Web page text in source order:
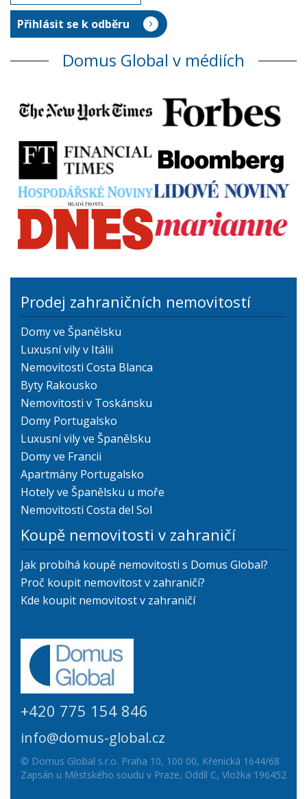
Domus Global v médiích
Prodej zahraničních nemovitostí
Domy ve Španělsku
Luxusní vily v Itálii
Nemovitosti Costa Blanca
Byty Rakousko
Nemovitosti v Toskánsku
Domy Portugalsko
Luxusní vily ve Španělsku
Domy ve Francii
Apartmány Portugalsko
Hotely ve Španělsku u moře
Nemovitosti Costa del Sol
Koupě nemovitosti v zahraničí
Jak probíhá koupě nemovitosti s Domus Global?
Proč koupit nemovitost v zahraničí?
Kde koupit nemovitost v zahraničí
+420 775 154 846
info@domus-global.cz
© Domus Global s.r.o. Praha 10, 100 00, Křenická 1644/68
Zapsán u Městského soudu v Praze, Oddíl C, Vložka 196452